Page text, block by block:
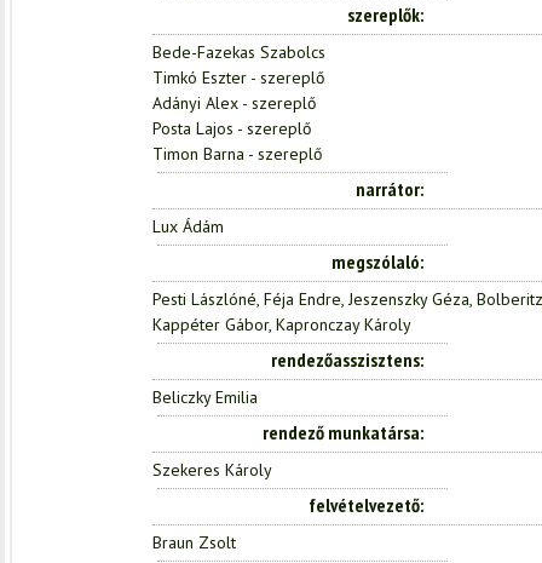
szereplők
Bede-Fazekas Szabolcs
Timkó Eszter - szereplő
Adányi Alex - szereplő
Posta Lajos - szereplő
Timon Barna - szereplő
narrátor
Lux Ádám
megszólaló
Pesti Lászlóné, Féja Endre, Jeszenszky Géza,
Kappéter Gábor, Kapronczay Károly
rendezőasszisztens
Beliczky Emilia
rendező munkatársa
Szekeres Károly
felvételvezető
Braun Zsolt